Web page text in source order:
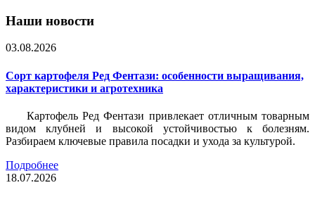
Наши новости
03.08.2026
Сорт картофеля Ред Фентази: особенности выращивания,
характеристики и агротехника
Картофель Ред Фентази привлекает отличным товарным
видом клубней и высокой устойчивостью к болезням.
Разбираем ключевые правила посадки и ухода за культурой.
Подробнее
18.07.2026